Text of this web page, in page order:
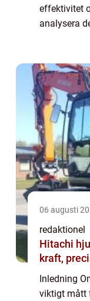
effektivitet
analysera
06 augusti
redaktionel
Hitachi
kraft,
Inledning
viktigt mått